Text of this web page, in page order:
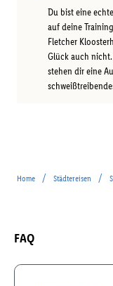
Du bist eine
auf deine
Fletcher
Glück auch
stehen dir eine
Home / Städtereisen /
FAQ